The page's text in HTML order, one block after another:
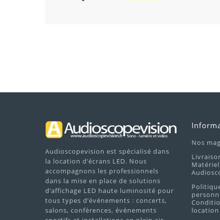
Audioscopevision est spécialisé dans
la location d’écrans LED. Nous
accompagnons les professionnels
dans la mise en place de solutions
d’affichage LED haute luminosité pour
tous types d’événements : concerts,
salons, conférences, événements
Nos
location